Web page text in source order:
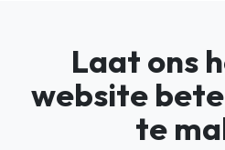
Laat ons
website
te